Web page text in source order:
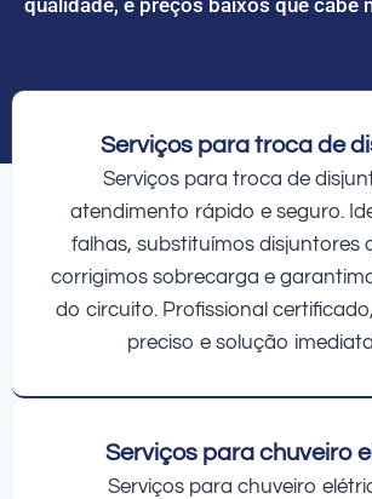
Serviços para troca de
Serviços para troca de
atendimento rápido e seguro.
falhas, substituímos disjuntores
corrigimos sobrecarga e
do circuito. Profissional
preciso e solução
Serviços para chuveiro
Serviços para chuveiro